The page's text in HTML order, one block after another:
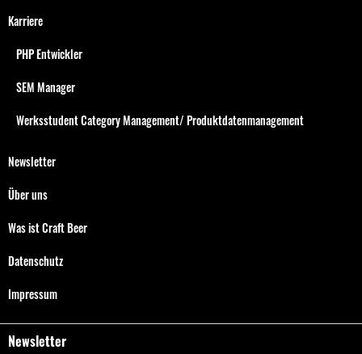
Karriere
PHP Entwickler
SEM Manager
Werksstudent Category Management/ Produktdatenmanagement
Newsletter
Über uns
Was ist Craft Beer
Datenschutz
Impressum
Newsletter